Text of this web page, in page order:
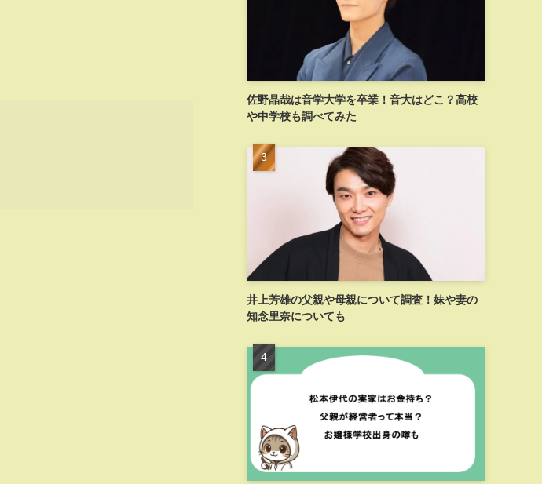
佐野晶哉は音学大学を卒業！音大はどこ？高校
や中学校も調べてみた
井上芳雄の父親や母親について調査！妹や妻の
知念里奈についても